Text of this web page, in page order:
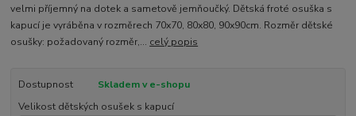
velmi příjemný na dotek a sametově jemňoučký. Dětská froté osuška s
kapucí je vyráběna v rozměrech 70x70, 80x80, 90x90cm. Rozměr dětské
osušky: požadovaný rozměr,... celý popis
Dostupnost
Skladem v e-shopu
Velikost dětských osušek s kapucí